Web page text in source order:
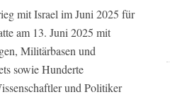
mit Israel im Juni 2025 für
am 13. Juni 2025 mit
Militärbasen und
sowie Hunderte
und Politiker